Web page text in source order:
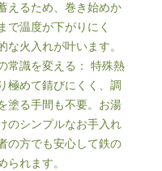
えるため、巻き始めか
で温度が下がりにく
な火入れが叶います。
常識を変える： 特殊熱
極めて錆びにくく、調
塗る手間も不要。お湯
のシンプルなお手入れ
の方でも安心して鉄の
られます。